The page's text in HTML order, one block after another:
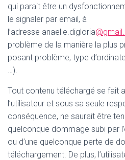
qui parait être un
le signaler par email, à
l’adresse anaelle.digloria
problème de la manière la plus
posant problème, type
…).
Tout contenu téléchargé se fait
l’utilisateur et sous sa seule
conséquence, ne saurait être
quelconque dommage subi par
ou d’une quelconque perte de
téléchargement. De plus,